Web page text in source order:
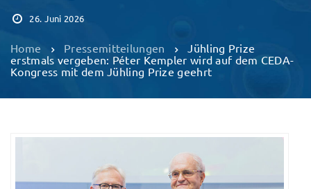
26. Juni 2026
Home Pressemitteilungen
Jühling Prize
erstmals vergeben: Péter Kempler wird auf dem CEDA-
Kongress mit dem Jühling Prize geehrt